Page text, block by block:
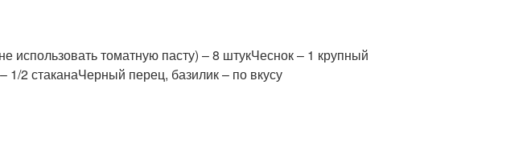
томатную пасту) – 8 штукЧеснок – 1 крупный
1/2 стаканаЧерный перец, базилик – по вкусу